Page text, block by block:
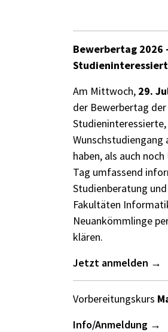
Bewerbertag
Am Mittwoch, 29.
der Bewerbertag
Wunschstudiengang
haben, als auch
Tag umfassend
Studienberatung
Fakultäten
Neuankömmlinge
klären.
Jetzt anmelden
Vorbereitungskurs
Info/Anmeldung